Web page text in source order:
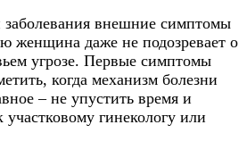
заболевания внешние симптомы
женщина даже не подозревает о
угрозе. Первые симптомы
когда механизм болезни
– не упустить время и
участковому гинекологу или